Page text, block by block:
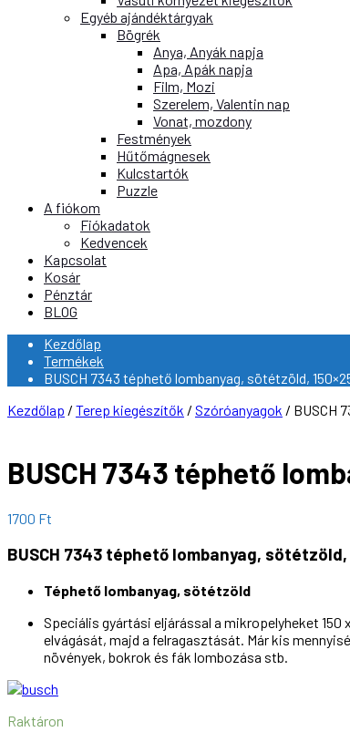
Egyéb ajándéktárgyak
Bögrék
Anya, Anyák napja
Apa, Apák napja
Film, Mozi
Szerelem, Valentin nap
Vonat, mozdony
Festmények
Hűtőmágnesek
Kulcstartók
Puzzle
A fiókom
Fiókadatok
Kedvencek
Kapcsolat
Kosár
Pénztár
BLOG
Kezdőlap
Termékek
BUSCH 7343 téphető lombanyag, sötétzöld,
Kezdőlap / Terep kiegészítők / Szóróanyagok / BUSCH
BUSCH 7343 téphető
1700 Ft
BUSCH 7343 téphető lombanyag, sötétzöld,
Téphető lombanyag, sötétzöld
Speciális gyártási eljárással a mikropelyheket
elvágását, majd a felragasztását. Már kis
növények, bokrok és fák lombozása stb.
Raktáron